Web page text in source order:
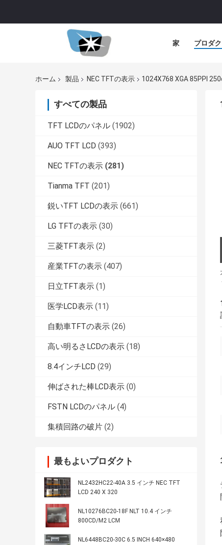
家 プロダ
ホーム 製品 NEC TFTの表示 1024X768 XGA 85PPI
すべての製品
TFT LCDのパネル (1902)
AUO TFT LCD (393)
NEC TFTの表示 (281)
Tianma TFT (201)
鋭いTFT LCDの表示 (661)
LG TFTの表示 (30)
三菱TFT表示 (2)
産業TFTの表示 (407)
日立TFT表示 (1)
医学LCD表示 (11)
自動車TFTの表示 (26)
高い明るさLCDの表示 (18)
8.4インチLCD (29)
伸ばされた棒LCD表示 (0)
FSTN LCDのパネル (4)
集積回路の破片 (2)
最もよいプロダクト
NL2432HC22-40A 3.5 インチ NEC TFT
LCD 240 X 320
NL10276BC20-18F NLT 10.4 インチ
800CD/M2 LCM
NL6448BC20-30C 6.5 INCH 640×480